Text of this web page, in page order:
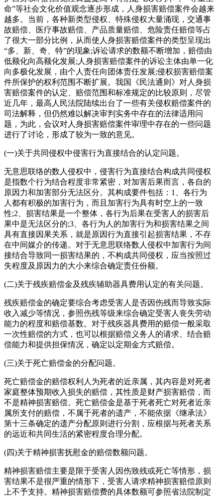
命”等社会文化价值观念逐步形成，人身损害赔偿案件会越来
越多。当前，各种新类型侵权、特殊侵权大量涌现，交通事
故赔偿、医疗事故赔偿、产品质量赔偿、危险责任赔偿等占
了很大一部分比例，从而使人身损害赔偿案件的类型呈现出
“多、新、奇、特”的现象;诉讼请求的数额不断增加，赔偿由
低额化向高额化发展;人身损害赔偿案件的诉讼主体由单一化
向多极化发展，由个人责任向团体责任发展;侵权损害赔偿案
件所保护的权利范围不断扩展。我国《民法通则》对人身损
害赔偿案件的认定、赔偿范围和标准规定的比较原则，尽管
近几年，最高人民法院陆续出台了一些有关侵权赔偿案件的
司法解释，但仍然难以解决审判实务中存在的法律适用问
题，为此，会议对人身损害赔偿案件审理中存在的一些问题
进行了讨论，形成了较为一致的意见。
(一)关于共同侵权中侵害行为直接结合的认定问题。
无意思联络的数人侵权中，侵害行为直接结合构成共同侵权
是指数个行为结合程度非常紧密，对加害后果而言，各自的
原因力和加害部分无法区分。其构成要件包括：1、各行为
人都有积极的加害行为，而且加害行为具有时空上的一致
性;2、损害结果是一个整体，各行为后果在受害人的损害后
果中是无法区分的;3、各行为人的加害行为和损害结果之间
具有直接因果关系，就是原因行为直接引起损害结果，不存
在中间媒介的传递。对于无意思联络数人侵权中加害行为间
接结合导致同一损害结果的，不构成共同侵权，应当按照过
失程度及原因力的大小来综合确定责任份额。
(二)关于残疾赔偿金及残疾辅助器具费用认定的有关问题。
残疾赔偿金的确定要综合考虑受害人是否因伤残而导致实际
收入减少等情况，参照伤残等级来综合确定受害人丧失劳动
能力的程度和赔偿基数。对于残疾器具费用的赔偿一般采取
一次性赔偿的方式，也可以根据赔偿义务人的请求、结合赔
偿能力和提供担保情况，确定以定期金方式赔偿。
(三)关于死亡赔偿金的分配问题。
死亡赔偿金的赔偿权利人为死者的近亲属，其内容是对死者
家庭整体预期收入损失的赔偿，其性质是财产损害赔偿，而
不是精神损害赔偿。死亡赔偿金是基于死者死亡对死者近亲
属所支付的赔偿，不属于死者的遗产，不能依据《继承法》
第十三条确定的遗产分配原则进行分割，应根据与死者关系
的远近和共同生活的紧密程度合理分配。
(四)关于精神损害抚慰金的赔偿数额问题。
精神损害赔偿主要是限于受害人因伤致残或死亡等情形，损
害结果不是很严重的情形下，受害人请求精神损害赔偿原则
上不予支持。精神损害赔偿费的具体数额可参照省法院制定